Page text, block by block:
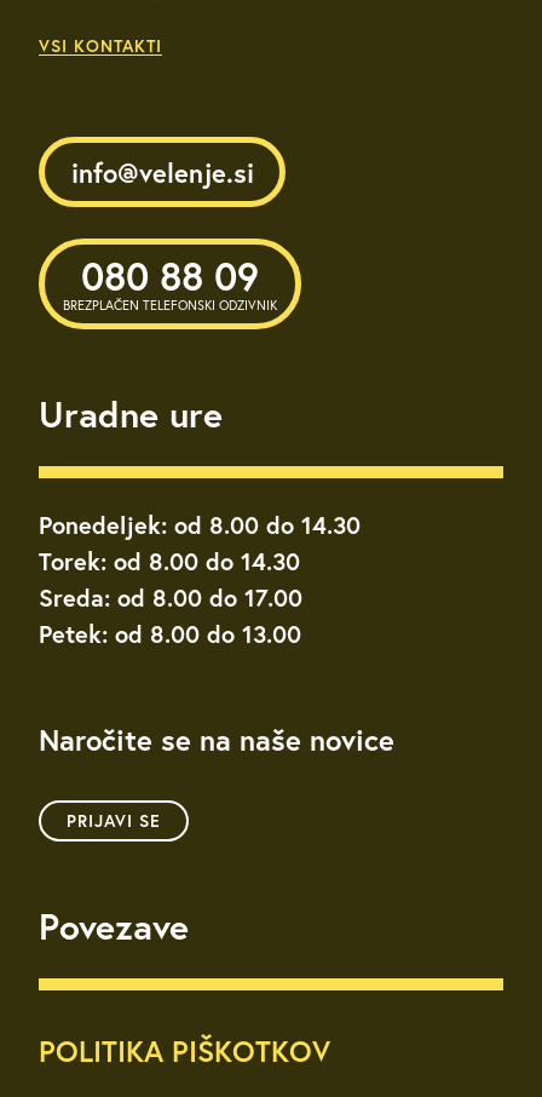
VSI KONTAKTI
info@velenje.si
080 88 09
BREZPLAČEN TELEFONSKI ODZIVNIK
Uradne ure
Ponedeljek: od 8.00 do 14.30
Torek: od 8.00 do 14.30
Sreda: od 8.00 do 17.00
Petek: od 8.00 do 13.00
Naročite se na naše novice
PRIJAVI SE
Povezave
POLITIKA PIŠKOTKOV